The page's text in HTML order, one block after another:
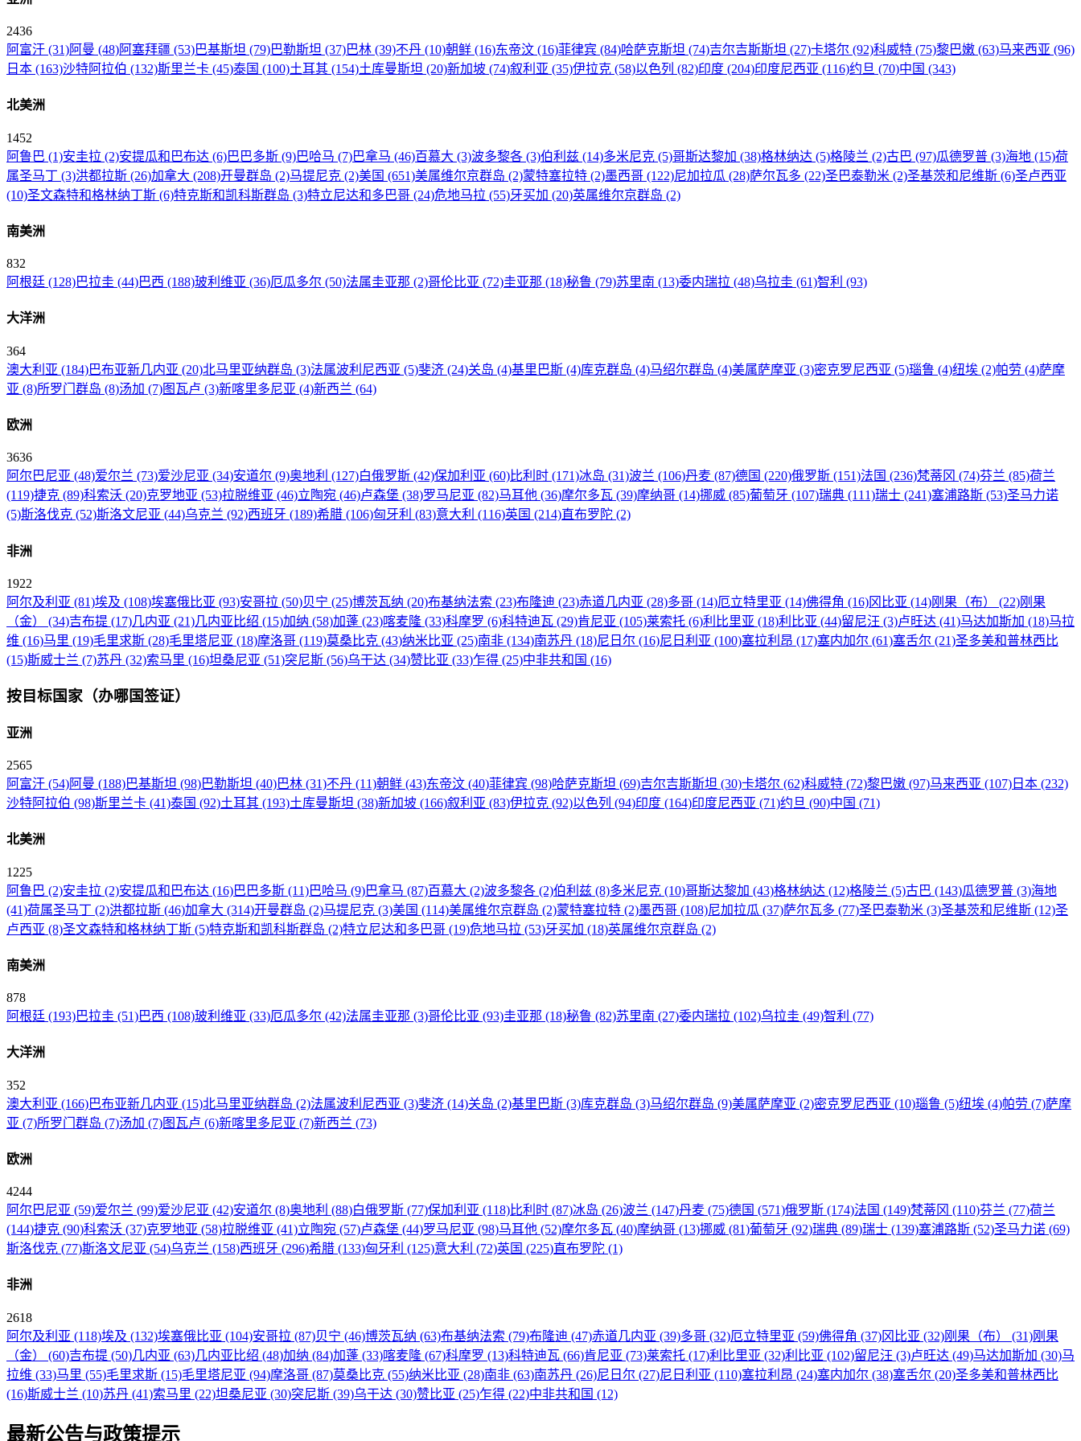
2436
阿富汗 (31)阿曼 (48)阿塞拜疆 (53)巴基斯坦 (79)巴勒斯坦 (37)巴林 (39)不丹 (10)朝鲜 (16)东帝汶 (16)菲律宾 (84)哈萨克斯坦 (74)吉尔吉斯斯坦 (27)卡塔尔 (92)科威特 (75)黎巴嫩 (63)马来西亚 (96)
日本 (163)沙特阿拉伯 (132)斯里兰卡 (45)泰国 (100)土耳其 (154)土库曼斯坦 (20)新加坡 (74)叙利亚 (35)伊拉克 (58)以色列 (82)印度 (204)印度尼西亚 (116)约旦 (70)中国 (343)
北美洲
1452
阿鲁巴 (1)安圭拉 (2)安提瓜和巴布达 (6)巴巴多斯 (9)巴哈马 (7)巴拿马 (46)百慕大 (3)波多黎各 (3)伯利兹 (14)多米尼克 (5)哥斯达黎加 (38)格林纳达 (5)格陵兰 (2)古巴 (97)瓜德罗普 (3)海地 (15)荷
属圣马丁 (3)洪都拉斯 (26)加拿大 (208)开曼群岛 (2)马提尼克 (2)美国 (651)美属维尔京群岛 (2)蒙特塞拉特 (2)墨西哥 (122)尼加拉瓜 (28)萨尔瓦多 (22)圣巴泰勒米 (2)圣基茨和尼维斯 (6)圣卢西亚
(10)圣文森特和格林纳丁斯 (6)特克斯和凯科斯群岛 (3)特立尼达和多巴哥 (24)危地马拉 (55)牙买加 (20)英属维尔京群岛 (2)
南美洲
832
阿根廷 (128)巴拉圭 (44)巴西 (188)玻利维亚 (36)厄瓜多尔 (50)法属圭亚那 (2)哥伦比亚 (72)圭亚那 (18)秘鲁 (79)苏里南 (13)委内瑞拉 (48)乌拉圭 (61)智利 (93)
大洋洲
364
澳大利亚 (184)巴布亚新几内亚 (20)北马里亚纳群岛 (3)法属波利尼西亚 (5)斐济 (24)关岛 (4)基里巴斯 (4)库克群岛 (4)马绍尔群岛 (4)美属萨摩亚 (3)密克罗尼西亚 (5)瑙鲁 (4)纽埃 (2)帕劳 (4)萨摩
亚 (8)所罗门群岛 (8)汤加 (7)图瓦卢 (3)新喀里多尼亚 (4)新西兰 (64)
欧洲
3636
阿尔巴尼亚 (48)爱尔兰 (73)爱沙尼亚 (34)安道尔 (9)奥地利 (127)白俄罗斯 (42)保加利亚 (60)比利时 (171)冰岛 (31)波兰 (106)丹麦 (87)德国 (220)俄罗斯 (151)法国 (236)梵蒂冈 (74)芬兰 (85)荷兰
(119)捷克 (89)科索沃 (20)克罗地亚 (53)拉脱维亚 (46)立陶宛 (46)卢森堡 (38)罗马尼亚 (82)马耳他 (36)摩尔多瓦 (39)摩纳哥 (14)挪威 (85)葡萄牙 (107)瑞典 (111)瑞士 (241)塞浦路斯 (53)圣马力诺
(5)斯洛伐克 (52)斯洛文尼亚 (44)乌克兰 (92)西班牙 (189)希腊 (106)匈牙利 (83)意大利 (116)英国 (214)直布罗陀 (2)
非洲
1922
阿尔及利亚 (81)埃及 (108)埃塞俄比亚 (93)安哥拉 (50)贝宁 (25)博茨瓦纳 (20)布基纳法索 (23)布隆迪 (23)赤道几内亚 (28)多哥 (14)厄立特里亚 (14)佛得角 (16)冈比亚 (14)刚果（布） (22)刚果
（金） (34)吉布提 (17)几内亚 (21)几内亚比绍 (15)加纳 (58)加蓬 (23)喀麦隆 (33)科摩罗 (6)科特迪瓦 (29)肯尼亚 (105)莱索托 (6)利比里亚 (18)利比亚 (44)留尼汪 (3)卢旺达 (41)马达加斯加 (18)马拉
维 (16)马里 (19)毛里求斯 (28)毛里塔尼亚 (18)摩洛哥 (119)莫桑比克 (43)纳米比亚 (25)南非 (134)南苏丹 (18)尼日尔 (16)尼日利亚 (100)塞拉利昂 (17)塞内加尔 (61)塞舌尔 (21)圣多美和普林西比
(15)斯威士兰 (7)苏丹 (32)索马里 (16)坦桑尼亚 (51)突尼斯 (56)乌干达 (34)赞比亚 (33)乍得 (25)中非共和国 (16)
按目标国家（办哪国签证）
亚洲
2565
阿富汗 (54)阿曼 (188)巴基斯坦 (98)巴勒斯坦 (40)巴林 (31)不丹 (11)朝鲜 (43)东帝汶 (40)菲律宾 (98)哈萨克斯坦 (69)吉尔吉斯斯坦 (30)卡塔尔 (62)科威特 (72)黎巴嫩 (97)马来西亚 (107) 日本 (232)
沙特阿拉伯 (98)斯里兰卡 (41)泰国 (92)土耳其 (193)土库曼斯坦 (38)新加坡 (166)叙利亚 (83)伊拉克 (92)以色列 (94)印度 (164)印度尼西亚 (71)约旦 (90)中国 (71)
北美洲
1225
阿鲁巴 (2)安圭拉 (2)安提瓜和巴布达 (16)巴巴多斯 (11)巴哈马 (9)巴拿马 (87)百慕大 (2)波多黎各 (2)伯利兹 (8)多米尼克 (10)哥斯达黎加 (43)格林纳达 (12)格陵兰 (5)古巴 (143)瓜德罗普 (3)海地
(41)荷属圣马丁 (2)洪都拉斯 (46)加拿大 (314)开曼群岛 (2)马提尼克 (3)美国 (114)美属维尔京群岛 (2)蒙特塞拉特 (2)墨西哥 (108)尼加拉瓜 (37)萨尔瓦多 (77)圣巴泰勒米 (3)圣基茨和尼维斯 (12)圣
卢西亚 (8)圣文森特和格林纳丁斯 (5)特克斯和凯科斯群岛 (2)特立尼达和多巴哥 (19)危地马拉 (53)牙买加 (18)英属维尔京群岛 (2)
南美洲
878
阿根廷 (193)巴拉圭 (51)巴西 (108)玻利维亚 (33)厄瓜多尔 (42)法属圭亚那 (3)哥伦比亚 (93)圭亚那 (18)秘鲁 (82)苏里南 (27)委内瑞拉 (102)乌拉圭 (49)智利 (77)
大洋洲
352
澳大利亚 (166)巴布亚新几内亚 (15)北马里亚纳群岛 (2)法属波利尼西亚 (3)斐济 (14)关岛 (2)基里巴斯 (3)库克群岛 (3)马绍尔群岛 (9)美属萨摩亚 (2)密克罗尼西亚 (10)瑙鲁 (5)纽埃 (4)帕劳 (7)萨摩
亚 (7)所罗门群岛 (7)汤加 (7)图瓦卢 (6)新喀里多尼亚 (7)新西兰 (73)
欧洲
4244
阿尔巴尼亚 (59)爱尔兰 (99)爱沙尼亚 (42)安道尔 (8)奥地利 (88)白俄罗斯 (77)保加利亚 (118)比利时 (87)冰岛 (26)波兰 (147)丹麦 (75)德国 (571)俄罗斯 (174)法国 (149)梵蒂冈 (110)芬兰 (77)荷兰
(144)捷克 (90)科索沃 (37)克罗地亚 (58)拉脱维亚 (41)立陶宛 (57)卢森堡 (44)罗马尼亚 (98)马耳他 (52)摩尔多瓦 (40)摩纳哥 (13)挪威 (81)葡萄牙 (92)瑞典 (89)瑞士 (139)塞浦路斯 (52)圣马力诺 (69)
斯洛伐克 (77)斯洛文尼亚 (54)乌克兰 (158)西班牙 (296)希腊 (133)匈牙利 (125)意大利 (72)英国 (225)直布罗陀 (1)
非洲
2618
阿尔及利亚 (118)埃及 (132)埃塞俄比亚 (104)安哥拉 (87)贝宁 (46)博茨瓦纳 (63)布基纳法索 (79)布隆迪 (47)赤道几内亚 (39)多哥 (32)厄立特里亚 (59)佛得角 (37)冈比亚 (32)刚果（布） (31)刚果
（金） (60)吉布提 (50)几内亚 (63)几内亚比绍 (48)加纳 (84)加蓬 (33)喀麦隆 (67)科摩罗 (13)科特迪瓦 (66)肯尼亚 (73)莱索托 (17)利比里亚 (32)利比亚 (102)留尼汪 (3)卢旺达 (49)马达加斯加 (30)马
拉维 (33)马里 (55)毛里求斯 (15)毛里塔尼亚 (94)摩洛哥 (87)莫桑比克 (55)纳米比亚 (28)南非 (63)南苏丹 (26)尼日尔 (27)尼日利亚 (110)塞拉利昂 (24)塞内加尔 (38)塞舌尔 (20)圣多美和普林西比
(16)斯威士兰 (10)苏丹 (41)索马里 (22)坦桑尼亚 (30)突尼斯 (39)乌干达 (30)赞比亚 (25)乍得 (22)中非共和国 (12)
最新公告与政策提示